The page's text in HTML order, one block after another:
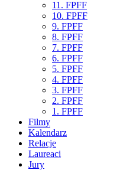
11. FPFF
10. FPFF
9. FPFF
8. FPFF
7. FPFF
6. FPFF
5. FPFF
4. FPFF
3. FPFF
2. FPFF
1. FPFF
Filmy
Kalendarz
Relacje
Laureaci
Jury